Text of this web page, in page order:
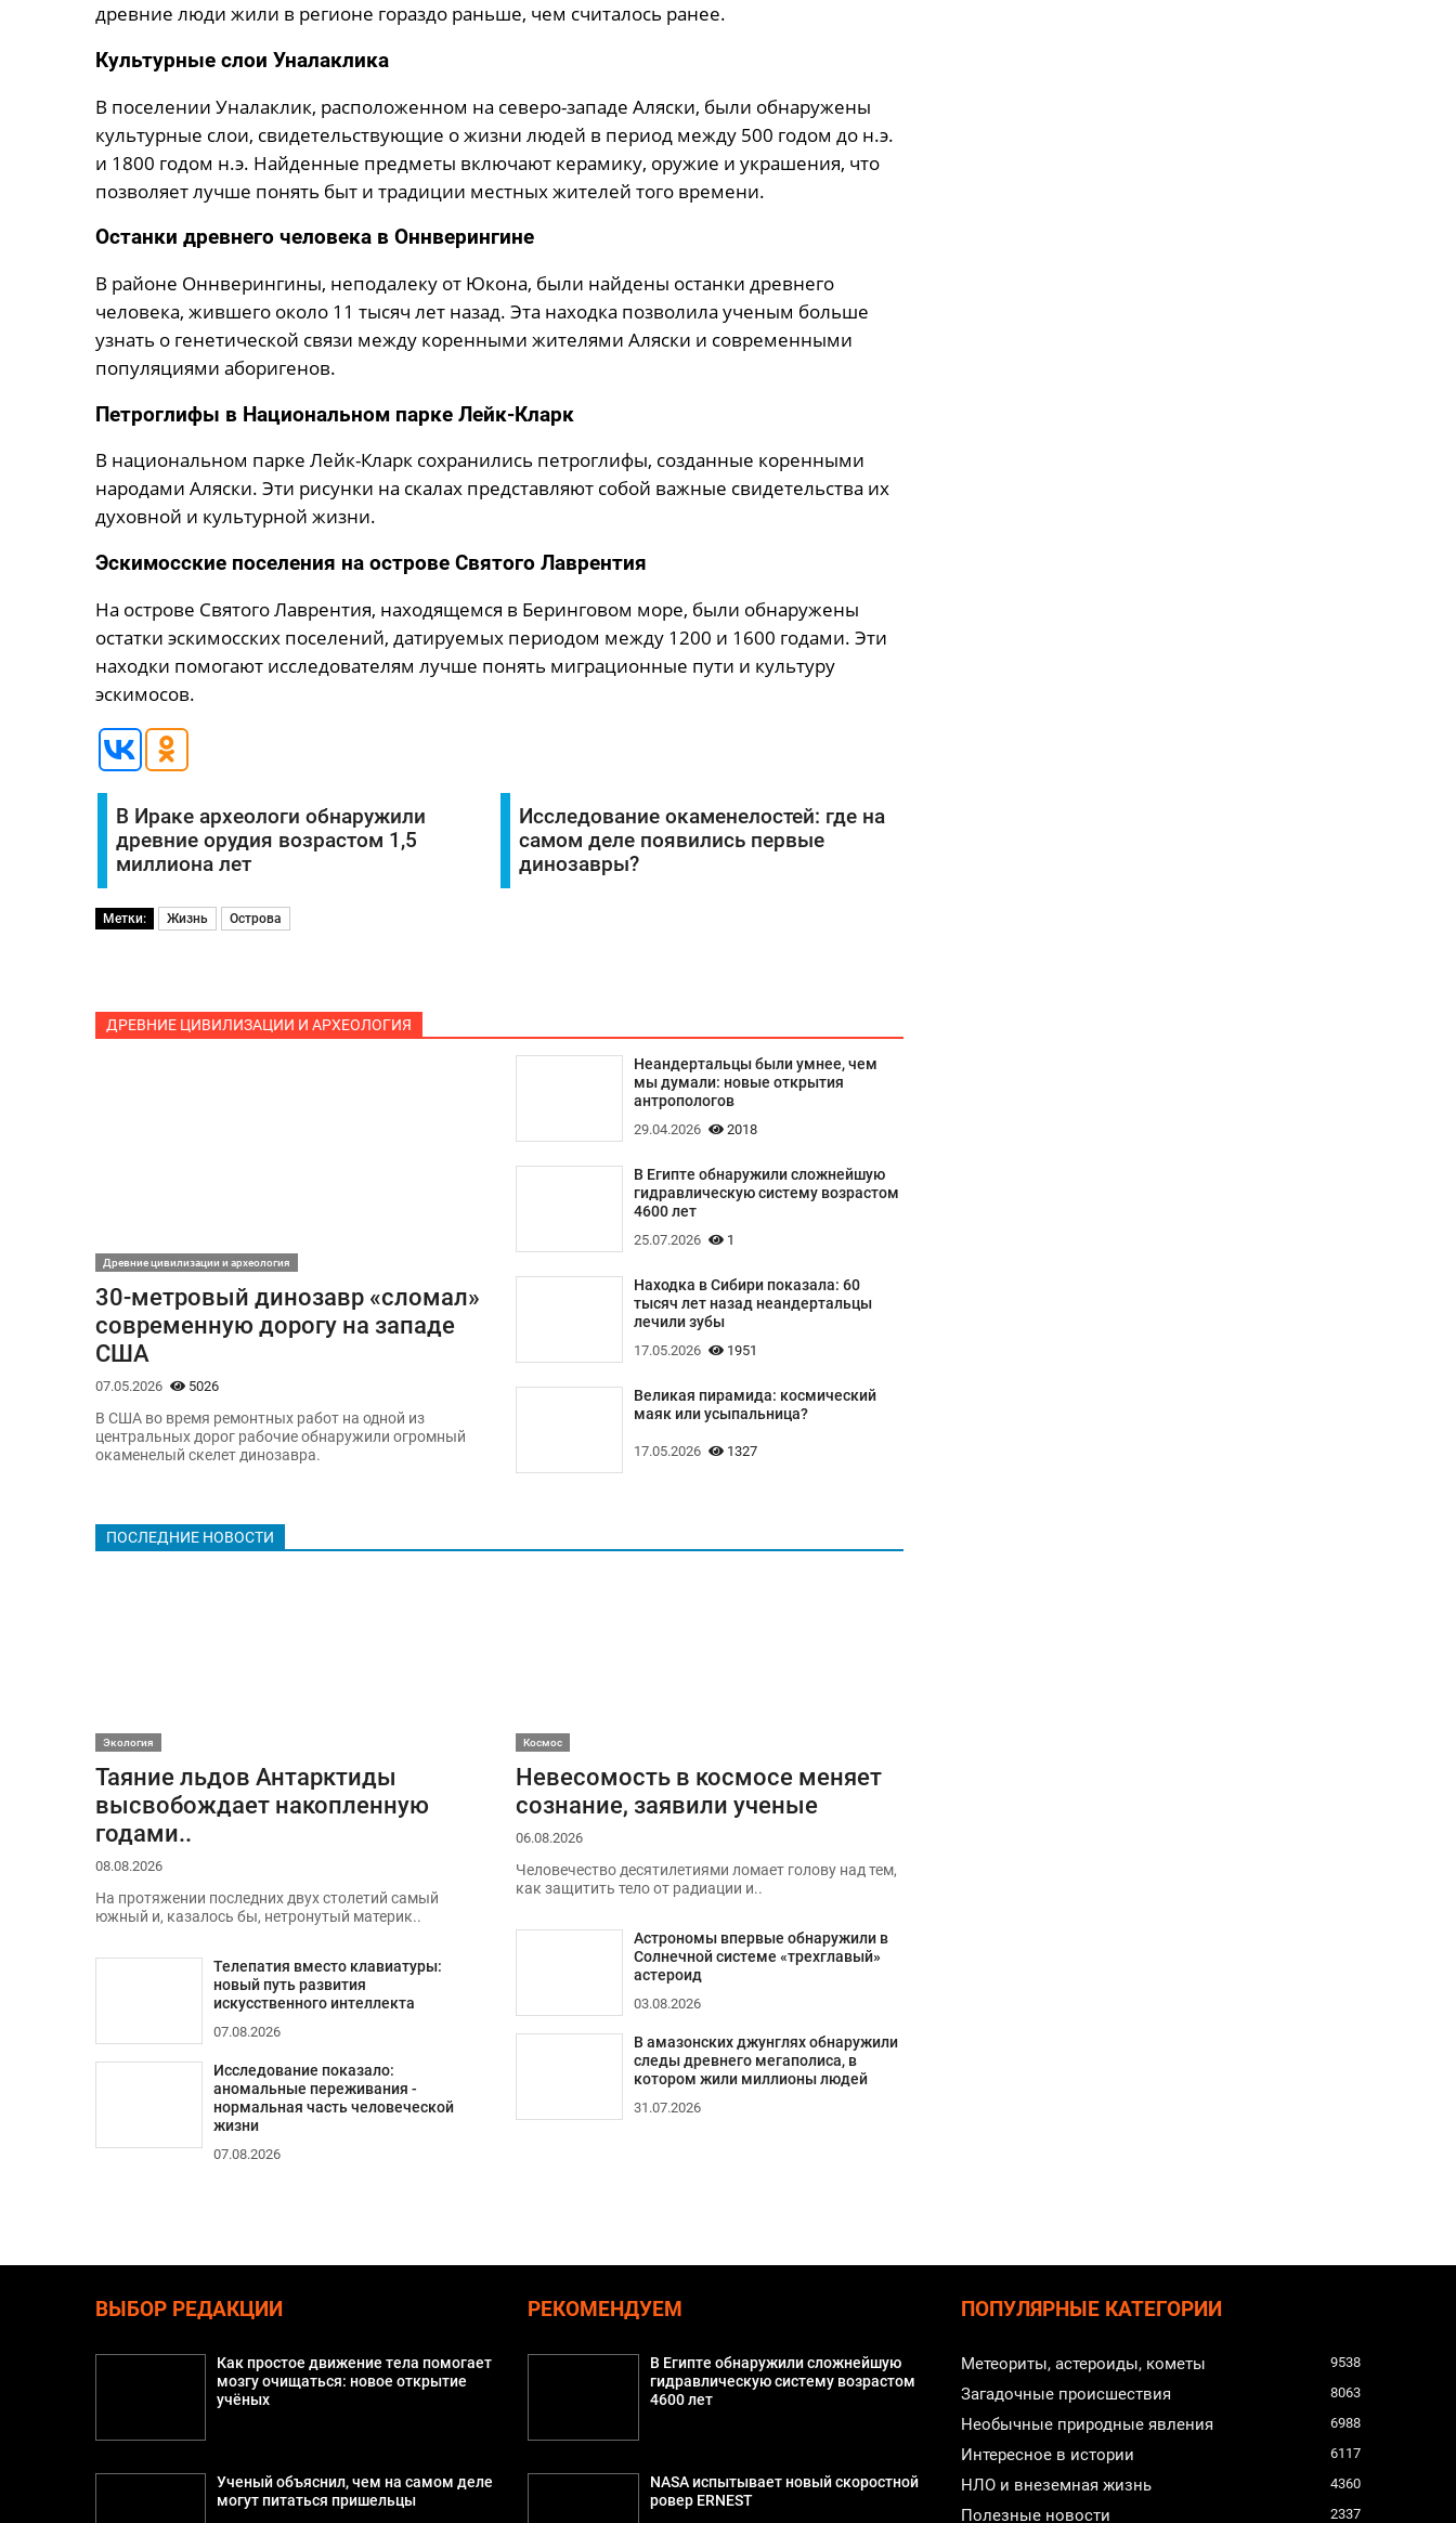
древние люди жили в регионе гораздо раньше, чем считалось ранее.
Культурные слои Уналаклика
В поселении Уналаклик, расположенном на северо-западе Аляски, были обнаружены
культурные слои, свидетельствующие о жизни людей в период между 500 годом до н.э.
и 1800 годом н.э. Найденные предметы включают керамику, оружие и украшения, что
позволяет лучше понять быт и традиции местных жителей того времени.
Останки древнего человека в Оннверингине
В районе Оннверингины, неподалеку от Юкона, были найдены останки древнего
человека, жившего около 11 тысяч лет назад. Эта находка позволила ученым больше
узнать о генетической связи между коренными жителями Аляски и современными
популяциями аборигенов.
Петроглифы в Национальном парке Лейк-Кларк
В национальном парке Лейк-Кларк сохранились петроглифы, созданные коренными
народами Аляски. Эти рисунки на скалах представляют собой важные свидетельства их
духовной и культурной жизни.
Эскимосские поселения на острове Святого Лаврентия
На острове Святого Лаврентия, находящемся в Беринговом море, были обнаружены
остатки эскимосских поселений, датируемых периодом между 1200 и 1600 годами. Эти
находки помогают исследователям лучше понять миграционные пути и культуру
эскимосов.
В Ираке археологи обнаружили
древние орудия возрастом 1,5
миллиона лет
Исследование окаменелостей: где на
самом деле появились первые
динозавры?
Метки: Жизнь Острова
ДРЕВНИЕ ЦИВИЛИЗАЦИИ И АРХЕОЛОГИЯ
Древние цивилизации и археология
30-метровый динозавр «сломал»
современную дорогу на западе
США
07.05.2026 5026
В США во время ремонтных работ на одной из
центральных дорог рабочие обнаружили огромный
окаменелый скелет динозавра.
Неандертальцы были умнее, чем
мы думали: новые открытия
антропологов
29.04.2026 2018
В Египте обнаружили сложнейшую
гидравлическую систему возрастом
4600 лет
25.07.2026 1
Находка в Сибири показала: 60
тысяч лет назад неандертальцы
лечили зубы
17.05.2026 1951
Великая пирамида: космический
маяк или усыпальница?
17.05.2026 1327
ПОСЛЕДНИЕ НОВОСТИ
Экология
Таяние льдов Антарктиды
высвобождает накопленную
годами..
08.08.2026
На протяжении последних двух столетий самый
южный и, казалось бы, нетронутый материк..
Телепатия вместо клавиатуры:
новый путь развития
искусственного интеллекта
07.08.2026
Исследование показало:
аномальные переживания -
нормальная часть человеческой
жизни
07.08.2026
Космос
Невесомость в космосе меняет
сознание, заявили ученые
06.08.2026
Человечество десятилетиями ломает голову над тем,
как защитить тело от радиации и..
Астрономы впервые обнаружили в
Солнечной системе «трехглавый»
астероид
03.08.2026
В амазонских джунглях обнаружили
следы древнего мегаполиса, в
котором жили миллионы людей
31.07.2026
ВЫБОР РЕДАКЦИИ
Как простое движение тела помогает
мозгу очищаться: новое открытие
учёных
Ученый объяснил, чем на самом деле
могут питаться пришельцы
РЕКОМЕНДУЕМ
В Египте обнаружили сложнейшую
гидравлическую систему возрастом
4600 лет
NASA испытывает новый скоростной
ровер ERNEST
ПОПУЛЯРНЫЕ КАТЕГОРИИ
Метеориты, астероиды, кометы 9538
Загадочные происшествия 8063
Необычные природные явления 6988
Интересное в истории 6117
НЛО и внеземная жизнь 4360
Полезные новости 2337